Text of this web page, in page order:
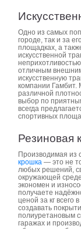
Одно из самых
городе, так и за
площадках, а
искусственной
отличным
искусственную
компании
различной
выбор по
всегда
спортивных
Резиновая
Производимая из
крошка — это не
любых решений,
окружающей
экономен и
получаете
ценой за кг всего
создавать
полиуретановым
гаражах и